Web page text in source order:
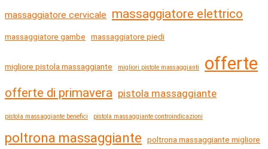
massaggiatore cervicale massaggiatore elettrico
massaggiatore gambe massaggiatore piedi
migliore pistola massaggiante migliori pistole massaggianti offerte
offerte di primavera pistola massaggiante
pistola massaggiante benefici pistola massaggiante controindicazioni
poltrona massaggiante poltrona massaggiante migliore